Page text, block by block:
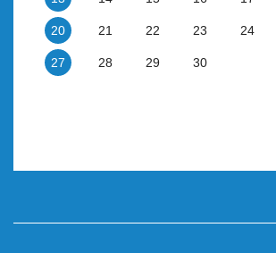
20 21 22 23 24
27 28 29 30